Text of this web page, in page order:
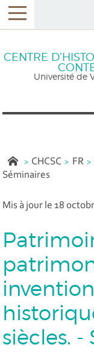
CENTRE
Université de
CHCSC FR
Séminaires
Mis à jour le 18
siècles. -